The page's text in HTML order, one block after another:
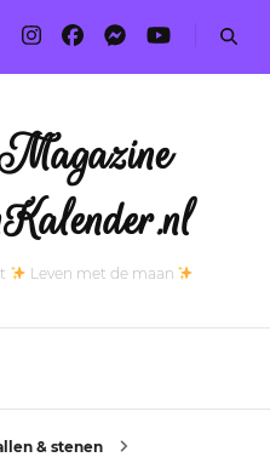
Leven met de maan
& stenen